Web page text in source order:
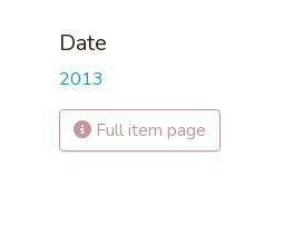
Date
2013
Full item page